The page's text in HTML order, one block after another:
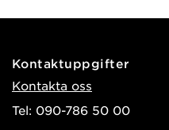
Kontaktuppgifter
Kontakta oss
Tel: 090-786 50 00